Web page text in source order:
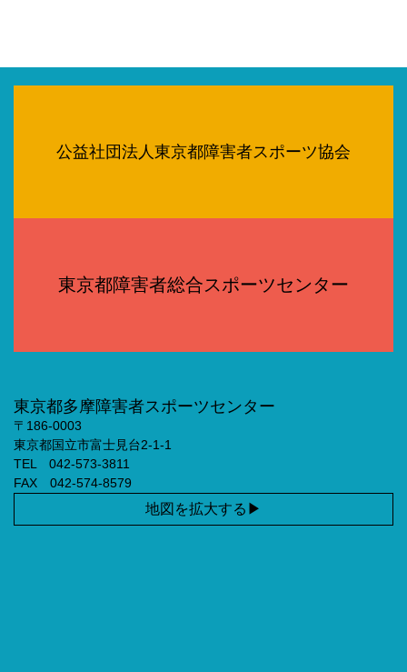
公益社団法人東京都障害者スポーツ協会
東京都障害者総合スポーツセンター
東京都多摩障害者スポーツセンター
〒186-0003
東京都国立市富士見台2-1-1
TEL 042-573-3811
FAX 042-574-8579
地図を拡大する